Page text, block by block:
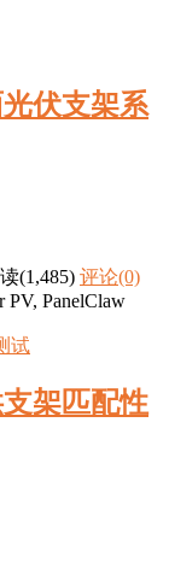
伏支架系
(1,485) 评论(0)
PV, PanelClaw
架匹配性